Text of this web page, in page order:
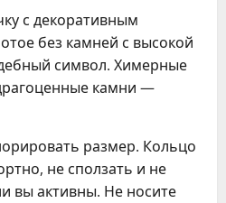
с декоративным
без камней с высокой
символ. Химерные
камни —
размер. Кольцо
не сползать и не
вы активны. Не носите